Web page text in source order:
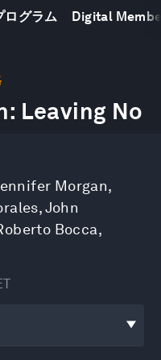
ログラム Digital
Leaving No
Morgan,
,John
Bocca,